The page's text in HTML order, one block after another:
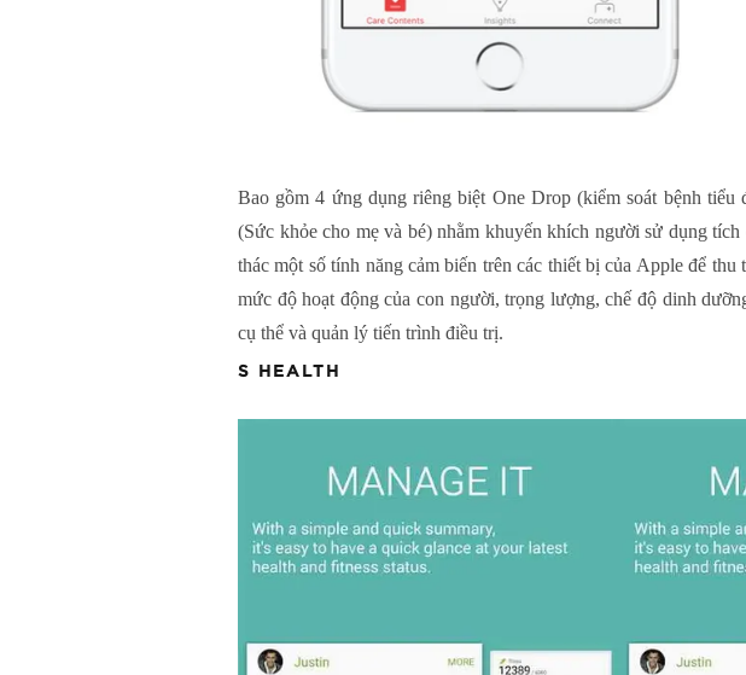
Bao gồm 4 ứng dụng riêng biệt One Drop (kiểm soát bệnh
(Sức khỏe cho mẹ và bé) nhằm khuyến khích người sử dụng
thác một số tính năng cảm biến trên các thiết bị của Apple để
mức độ hoạt động của con người, trọng lượng, chế độ dinh
cụ thể và quản lý tiến trình điều trị.
S HEALTH